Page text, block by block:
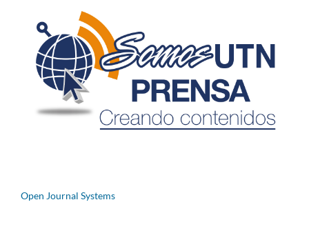
Open Journal Systems